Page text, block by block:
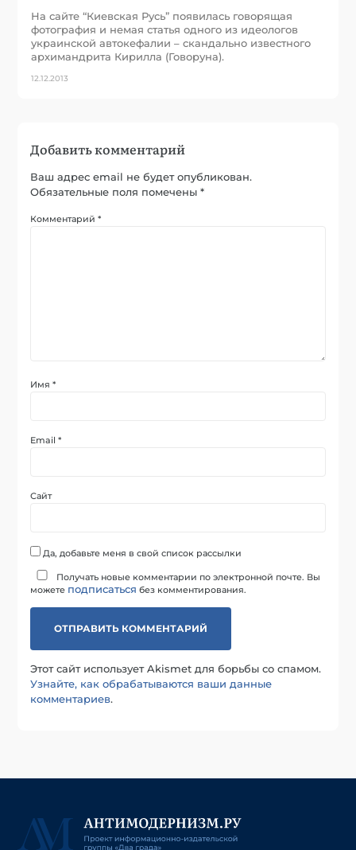
На сайте “Киевская Русь” появилась говорящая
фотография и немая статья одного из идеологов
украинской автокефалии – скандально известного
архимандрита Кирилла (Говоруна).
12.12.2013
Добавить комментарий
Ваш адрес email не будет опубликован.
Обязательные поля помечены*
Комментарий*
Имя*
Email*
Сайт
Да, добавьте меня в свой список рассылки
Получать новые комментарии по электронной почте. Вы
можете подписаться без комментирования.
Этот сайт использует Akismet для борьбы со спамом.
Узнайте, как обрабатываются ваши данные
комментариев.